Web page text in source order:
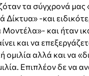
τα σύγχρονά
Δίκτυα» -και
και ήταν
και να
ομιλία αλλά και να
Επιπλέον δε να